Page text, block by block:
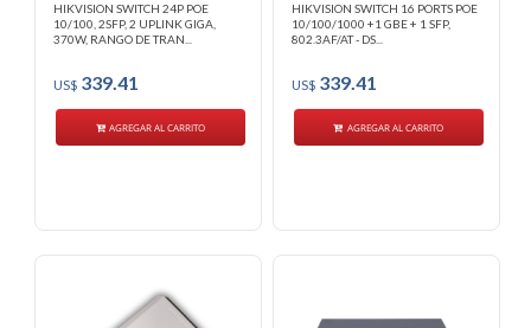
HIKVISION SWITCH 24P POE
10/100, 2SFP, 2 UPLINK GIGA,
370W, RANGO DE TRAN...
US$ 339.41
AGREGAR AL CARRITO
HIKVISION SWITCH 16 PORTS POE
10/100/1000 +1 GBE + 1 SFP,
802.3AF/AT - DS...
US$339.41
AGREGAR AL CARRITO